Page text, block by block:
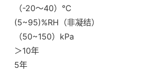
（-20～40） ℃
(5~95)%RH （非凝结）
（50~150） kPa
＞10年
5年